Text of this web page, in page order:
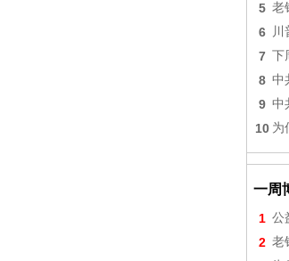
5 老
6 川
7 下
8 中
9 中
10 为
一周
1 公
2 老